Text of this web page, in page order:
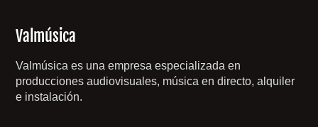
Valmúsica
Valmúsica es una empresa especializada en
producciones audiovisuales, música en directo, alquiler
e instalación.